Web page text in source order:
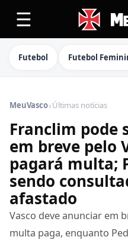
☰
Futebol Futebol
MeuVasco›Últimas notícias
Franclim pode
em breve pelo
pagará multa;
sendo
afastado
Vasco deve anunciar em
multa paga, enquanto